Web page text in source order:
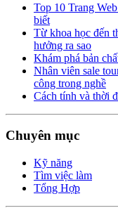
Top 10 Trang
biết
Từ khoa học đến
hưởng ra sao
Khám phá bản
Nhân viên sale
công trong nghề
Cách tính và thời
Chuyên mục
Kỹ năng
Tìm việc làm
Tổng Hợp